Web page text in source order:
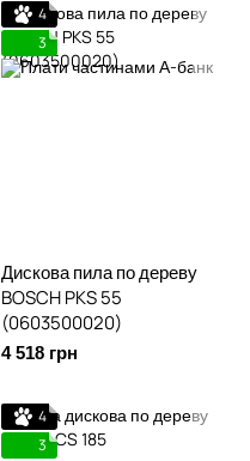
4
3
Дискова пила по дереву
BOSCH PKS 55
(0603500020)
4 518 грн
4
3